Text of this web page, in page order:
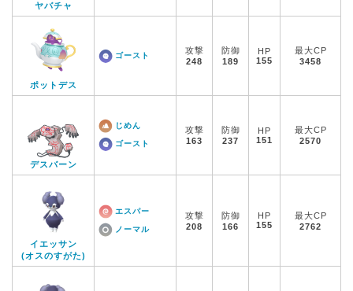
ヤバチャ
ポットデス
ゴースト
攻撃
248
防御
189
HP
155
最大CP
3458
デスバーン
じめん
ゴースト
攻撃
163
防御
237
HP
151
最大CP
2570
イエッサン
(オスのすがた)
エスパー
ノーマル
攻撃
208
防御
166
HP
155
最大CP
2762